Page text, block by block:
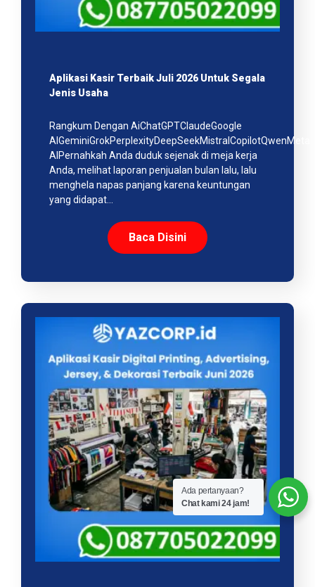
Aplikasi Kasir Terbaik Juli 2026 Untuk Segala
Jenis Usaha
Rangkum Dengan AiChatGPTClaudeGoogle
AIGeminiGrokPerplexityDeepSeekMistralCopilotQwenMeta
AIPernahkah Anda duduk sejenak di meja kerja
Anda, melihat laporan penjualan bulan lalu, lalu
menghela napas panjang karena keuntungan
yang didapat…
Baca Disini
Ada pertanyaan?
Chat kami 24 jam!